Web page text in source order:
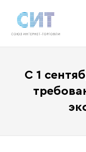
содержимому
С 1